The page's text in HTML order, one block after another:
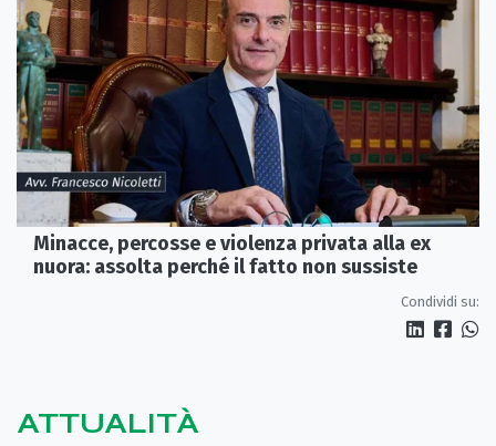
Minacce, percosse e violenza privata alla ex
nuora: assolta perché il fatto non sussiste
Condividi su:
ATTUALITÀ